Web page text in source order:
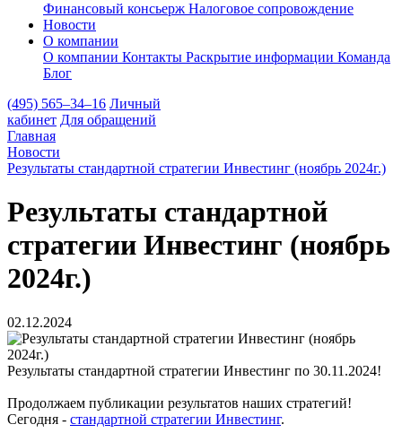
Финансовый консьерж Налоговое сопровождение
Новости
О компании
О компании Контакты Раскрытие информации Команда
Блог
(495) 565–34–16 Личный
кабинет Для обращений
Главная
Новости
Результаты стандартной стратегии Инвестинг (ноябрь 2024г.)
Результаты стандартной
стратегии Инвестинг (ноябрь
2024г.)
02.12.2024
Результаты стандартной стратегии Инвестинг по 30.11.2024!
Продолжаем публикации результатов наших стратегий!
Сегодня - стандартной стратегии Инвестинг.